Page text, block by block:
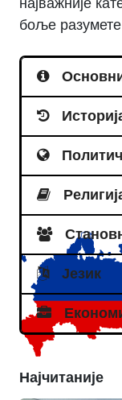
најважније
боље
Језик
Најчитаније